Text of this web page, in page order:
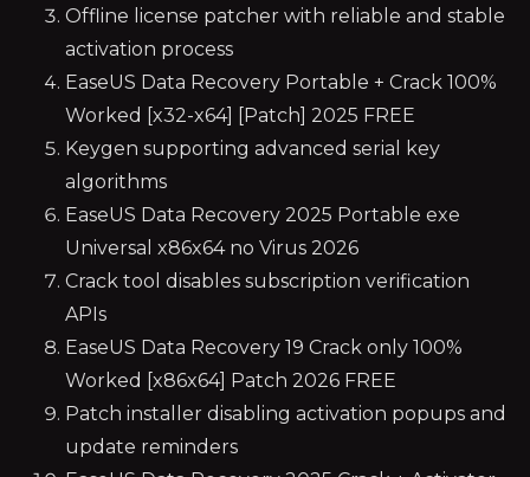
Offline license patcher with reliable and stable
activation process
EaseUS Data Recovery Portable + Crack 100%
Worked [x32-x64] [Patch] 2025 FREE
Keygen supporting advanced serial key
algorithms
EaseUS Data Recovery 2025 Portable exe
Universal x86x64 no Virus 2026
Crack tool disables subscription verification
APIs
EaseUS Data Recovery 19 Crack only 100%
Worked [x86x64] Patch 2026 FREE
Patch installer disabling activation popups and
update reminders